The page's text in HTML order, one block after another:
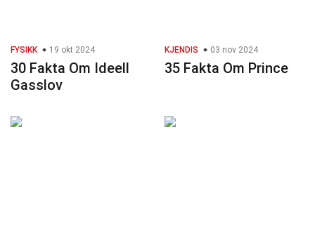
FYSIKK 19 okt 2024
30 Fakta Om Ideell
Gasslov
KJENDIS 03 nov 2024
35 Fakta Om Prince